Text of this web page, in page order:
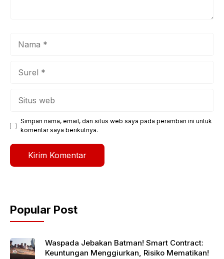
Simpan nama, email, dan situs web saya pada peramban ini untuk
komentar saya berikutnya.
Popular Post
Waspada Jebakan Batman! Smart Contract:
Keuntungan Menggiurkan, Risiko Mematikan!